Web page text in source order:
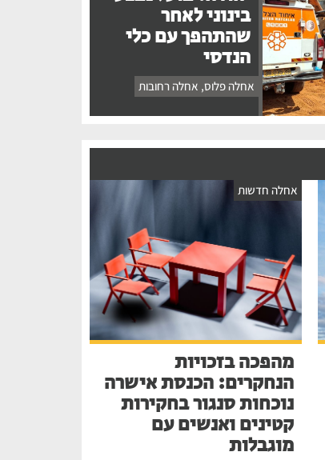
בינוני לאחר
שהתהפך עם כלי
הנדסי
אחלה פלוס, אחלה רחובות
אחלה חדשות
מהפכה בזכויות
הנחקרים: הכנסת אישרה
נוכחות סנגור בחקירות
קטינים ואנשים עם
מוגבלות